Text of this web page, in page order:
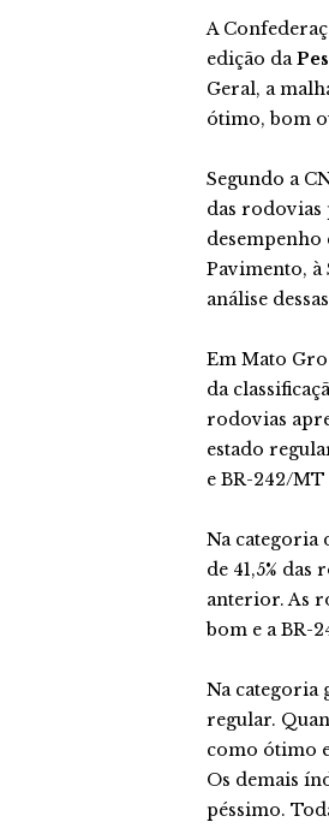
A
edição da
Geral, a
ótimo, bom
Segundo a
das rodovias
desempenho
Pavimento, à
análise
Em Mato
da
rodovias
estado
e BR-242/
Na categoria
de 41,5%
anterior. As
bom e a BR-
Na categoria
regular.
como ótimo
Os demais
péssimo.